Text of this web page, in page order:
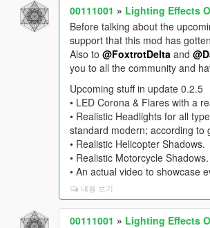
00111001 » Lighting Effects
Before talking about the
support that this mod has
Also to@FoxtrotDelta and
you to all the community and
Upcoming stuff in update 0.2.5
• LED Corona & Flares with a
• Realistic Headlights for all
standard modern; according to
• Realistic Helicopter Shadows.
• Realistic Motorcycle Shadows.
• An actual video to showcase
내용 보기
00111001 » Lighting Effects